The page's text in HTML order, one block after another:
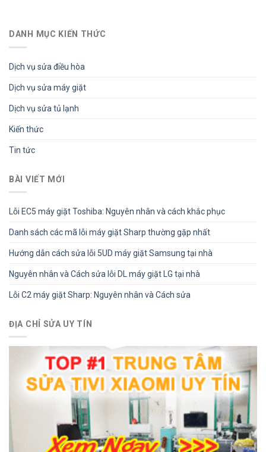
DANH MỤC KIẾN THỨC
Dịch vụ sửa điều hòa
Dịch vụ sửa máy giặt
Dịch vụ sửa tủ lạnh
Kiến thức
Tin tức
BÀI VIẾT MỚI
Lỗi EC5 máy giặt Toshiba: Nguyên nhân và cách khắc phục
Danh sách các mã lỗi máy giặt Sharp thường gặp nhất
Hướng dẫn cách sửa lỗi 5UD máy giặt Samsung tại nhà
Nguyên nhân và Cách sửa lỗi DL máy giặt LG tại nhà
Lỗi C2 máy giặt Sharp: Nguyên nhân và Cách sửa
ĐỊA CHỈ SỬA UY TÍN